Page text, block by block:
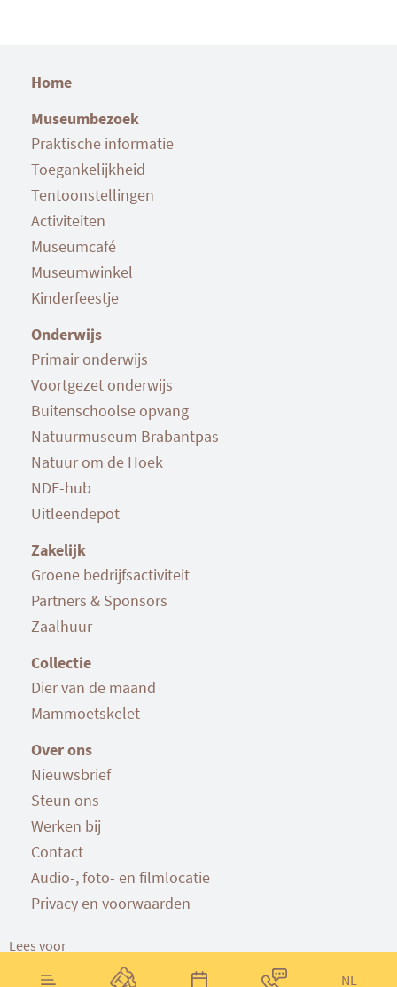
NL
Lees voor
Home
Museumbezoek
Praktische informatie
Toegankelijkheid
Tentoonstellingen
Activiteiten
Museumcafé
Museumwinkel
Kinderfeestje
Onderwijs
Primair onderwijs
Voortgezet onderwijs
Buitenschoolse opvang
Natuurmuseum Brabantpas
Natuur om de Hoek
NDE-hub
Uitleendepot
Zakelijk
Groene bedrijfsactiviteit
Partners & Sponsors
Zaalhuur
Collectie
Dier van de maand
Mammoetskelet
Over ons
Nieuwsbrief
Steun ons
Werken bij
Contact
Audio-, foto- en filmlocatie
Privacy en voorwaarden